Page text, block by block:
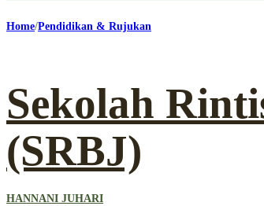
Home Pendidikan & Rujukan
Sekolah
(SRBJ)
HANNANI JUHARI